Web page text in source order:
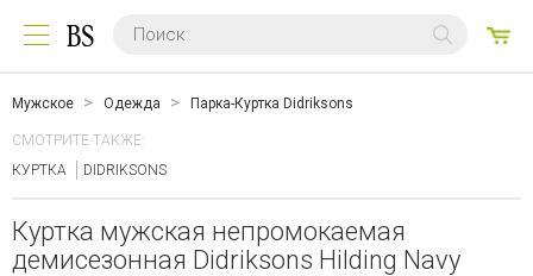
Мужское Одежда Парка-Куртка Didriksons
СМОТРИТЕ ТАКЖЕ:
КУРТКА
DIDRIKSONS
Куртка мужская непромокаемая
демисезонная Didriksons Hilding Navy